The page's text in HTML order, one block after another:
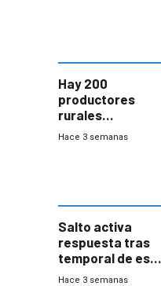
Hay 200
productores
rurales
afectados tras
Hace 3 semanas
Salto activa
respuesta tras
temporal de este
sábado con
Hace 3 semanas